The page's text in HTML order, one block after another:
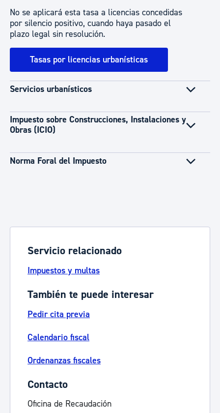
No se aplicará esta tasa a licencias concedidas
por silencio positivo, cuando haya pasado el
plazo legal sin resolución.
Tasas por licencias urbanísticas
Servicios urbanísticos
Impuesto sobre Construcciones, Instalaciones y
Obras (ICIO)
Norma Foral del Impuesto
Servicio relacionado
Impuestos y multas
También te puede interesar
Pedir cita previa
Calendario fiscal
Ordenanzas fiscales
Contacto
Oficina de Recaudación